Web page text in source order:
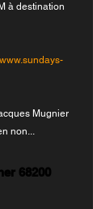
à destination
Mugnier
non...
68200